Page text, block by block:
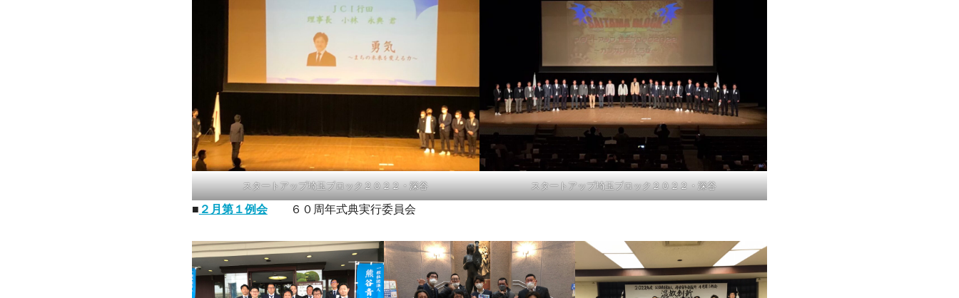
スタートアップ埼玉ブロック２０２２・深谷 スタートアップ埼玉ブロック２０２２・深谷
■ ２月第１例会６０周年式典実行委員会